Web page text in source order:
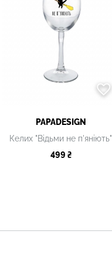
PAPADESIGN
Келих "Відьми не п'яніють"
499 ₴